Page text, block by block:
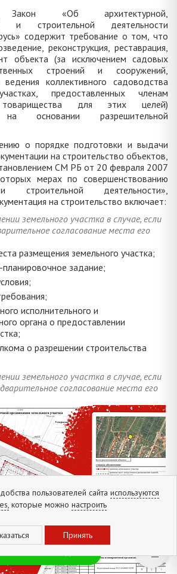
Закон «Об архитектурной,
и строительной деятельности
содержит требование о том, что
реконструкция, реставрация,
объекта (за исключением садовых
строений и сооружений,
коллективного садоводства
предоставленных членам
товарищества для этих целей)
на основании разрешительной
о порядке подготовки и выдачи
на строительство объектов,
СМ РБ от 20 февраля 2007
мерах по совершенствованию
строительной деятельности»,
на строительство включает:
земельного участка в случае, если
согласование места его
размещения земельного участка;
планировочное задание;
исполнительного и
органа о предоставлении
о разрешении строительства
земельного участка в случае, если
согласование места его
пользователей сайта используются
которые можно настроить